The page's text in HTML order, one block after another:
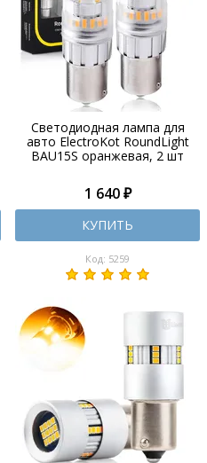
Светодиодная лампа для
авто ElectroKot RoundLight
BAU15S оранжевая, 2 шт
1 640 ₽
КУПИТЬ
Код: 5259